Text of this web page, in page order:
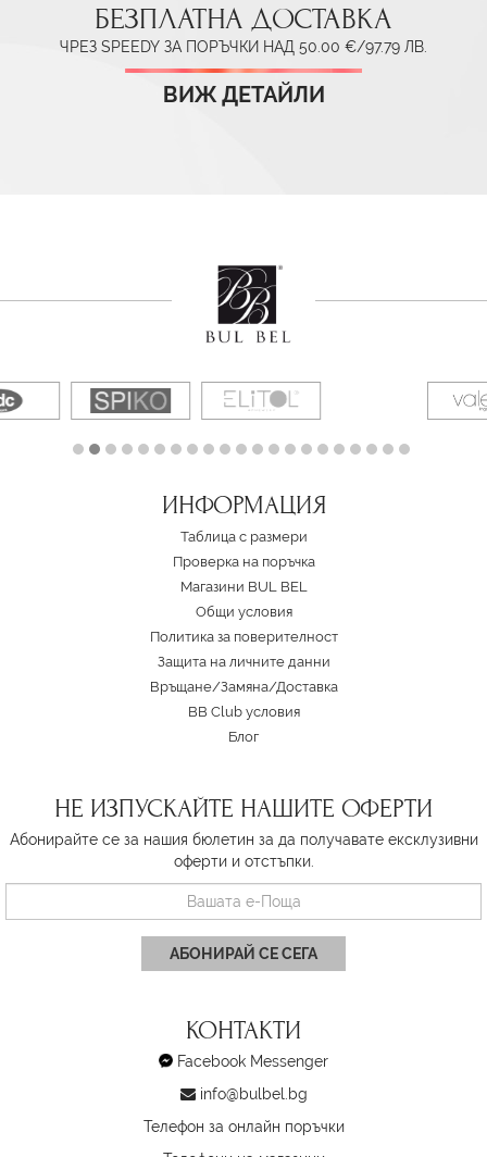
БЕЗПЛАТНА ДОСТАВКА
ЧРЕЗ SPEEDY ЗА ПОРЪЧКИ НАД 50.00 €/97.79 ЛВ.
ВИЖ ДЕТАЙЛИ
ИНФОРМАЦИЯ
Таблица с размери
Проверка на поръчка
Магазини BUL BEL
Oбщи условия
Политика за поверителност
Защита на личните данни
Връщане/Замяна/Доставка
BB Club условия
Блог
НЕ ИЗПУСКАЙТЕ НАШИТЕ ОФЕРТИ
Абонирайте се за нашия бюлетин за да получавате ексклузивни
оферти и отстъпки.
АБОНИРАЙ СЕ СЕГА
КОНТАКТИ
Facebook Messenger
info@bulbel.bg
Телефон за онлайн поръчки